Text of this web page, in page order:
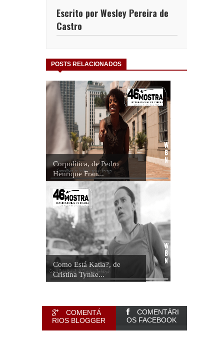
Escrito por Wesley Pereira de
Castro
POSTS RELACIONADOS
Corpolítica, de Pedro
Henrique Fran...
Como Está Katia?, de
Cristina Tynke...
COMENTÁ
RIOS BLOGGER
COMENTÁRI
OS FACEBOOK